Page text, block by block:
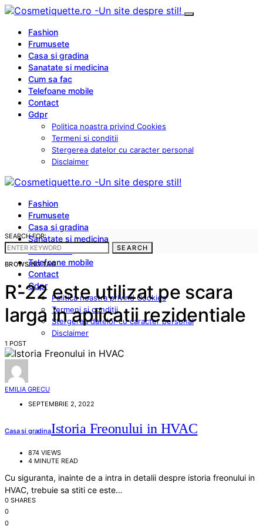
Fashion
Frumusete
Casa si gradina
Sanatate si medicina
Cum sa fac
Telefoane mobile
Contact
Gdpr
Politica noastra privind Cookies
Termeni si conditii
Stergerea datelor cu caracter personal
Disclaimer
Fashion
Frumusete
Casa si gradina
Sanatate si medicina
Cum sa fac
Telefoane mobile
Contact
Gdpr
Politica noastra privind Cookies
Termeni si conditii
Stergerea datelor cu caracter personal
Disclaimer
SEARCH FOR:
SEARCH
BROWSING TAG
R-22 este utilizat pe scara
larga in aplicatii rezidentiale
1 POST
EMILIA GRECU
SEPTEMBRIE 2, 2022
Casa si gradinaIstoria Freonului in HVAC
874 VIEWS
4 MINUTE READ
Cu siguranta, inainte de a intra in detalii despre istoria freonului in
HVAC, trebuie sa stiti ce este…
0 SHARES
0
0